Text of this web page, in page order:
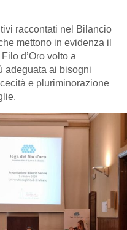
raccontati nel Bilancio
mettono in evidenza il
d’Oro volto a
adeguata ai bisogni
e pluriminorazione